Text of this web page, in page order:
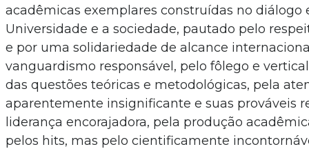
acadêmicas exemplares construídas no diálogo
Universidade e a sociedade, pautado pelo
e por uma solidariedade de alcance
vanguardismo responsável, pelo fôlego e
das questões teóricas e metodológicas, pela
aparentemente insignificante e suas prováveis
liderança encorajadora, pela produção
pelos hits, mas pelo cientificamente